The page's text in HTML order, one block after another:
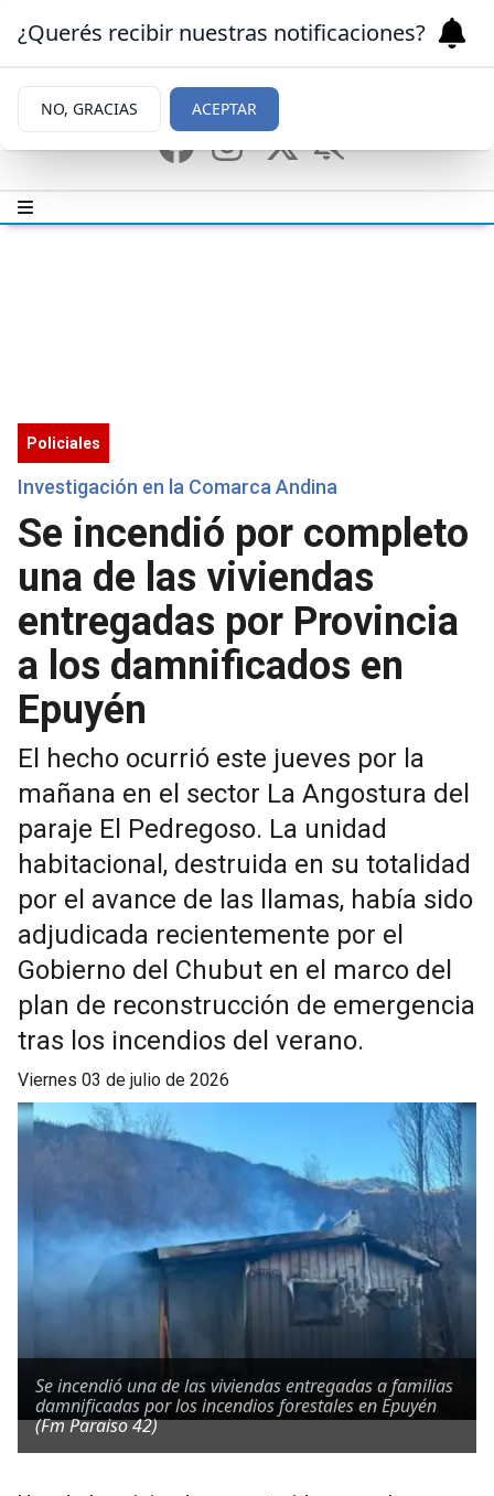
Policiales
Investigación en la Comarca Andina
Se incendió por completo
una de las viviendas
entregadas por Provincia
a los damnificados en
Epuyén
El hecho ocurrió este jueves por la
mañana en el sector La Angostura del
paraje El Pedregoso. La unidad
habitacional, destruida en su totalidad
por el avance de las llamas, había sido
adjudicada recientemente por el
Gobierno del Chubut en el marco del
plan de reconstrucción de emergencia
tras los incendios del verano.
viernes 03 de julio de 2026
Se incendió una de las viviendas entregadas a familias
damnificadas por los incendios forestales en Epuyén
(Fm Paraiso 42)
¿Querés recibir nuestras notificaciones?
NO, GRACIAS ACEPTAR